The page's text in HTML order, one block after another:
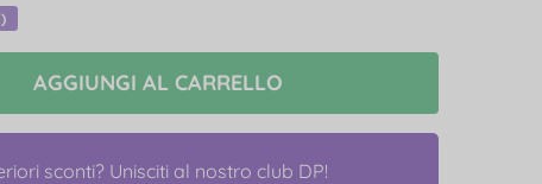
)
AGGIUNGI AL CARRELLO
sconti? Unisciti al nostro club DP!